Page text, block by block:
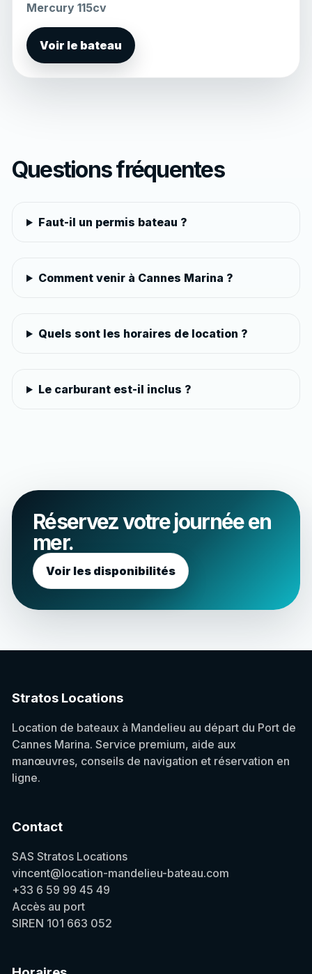
Mercury 115cv
Voir le bateau
Questions fréquentes
Faut-il un permis bateau ?
Comment venir à Cannes Marina ?
Quels sont les horaires de location ?
Le carburant est-il inclus ?
Réservez votre journée en
mer.
Voir les disponibilités
Stratos Locations
Location de bateaux à Mandelieu au départ du Port de
Cannes Marina. Service premium, aide aux
manœuvres, conseils de navigation et réservation en
ligne.
Contact
SAS Stratos Locations
vincent@location-mandelieu-bateau.com
+33 6 59 99 45 49
Accès au port
SIREN 101 663 052